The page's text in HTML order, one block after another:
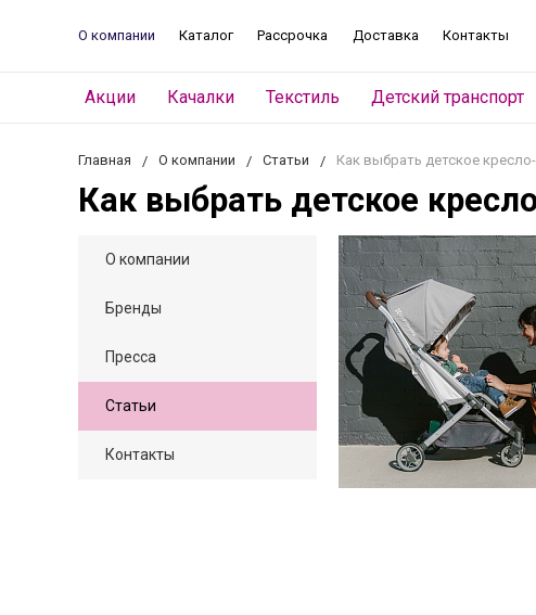
О компании Каталог Рассрочка Доставка Контакты
Акции Качалки Текстиль Детский транспорт
Главная О компании Статьи Как выбрать детское
Как выбрать детское
О компании
Бренды
Пресса
Статьи
Контакты